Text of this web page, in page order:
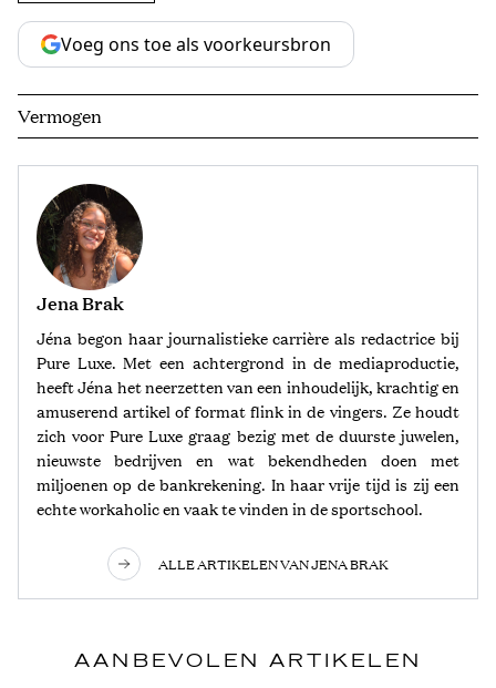
Voeg ons toe als voorkeursbron
Vermogen
Jena Brak
Jéna begon haar journalistieke carrière als redactrice bij
Pure Luxe. Met een achtergrond in de mediaproductie,
heeft Jéna het neerzetten van een inhoudelijk, krachtig en
amuserend artikel of format flink in de vingers. Ze houdt
zich voor Pure Luxe graag bezig met de duurste juwelen,
nieuwste bedrijven en wat bekendheden doen met
miljoenen op de bankrekening. In haar vrije tijd is zij een
echte workaholic en vaak te vinden in de sportschool.
ALLE ARTIKELEN VAN JENA BRAK
AANBEVOLEN ARTIKELEN